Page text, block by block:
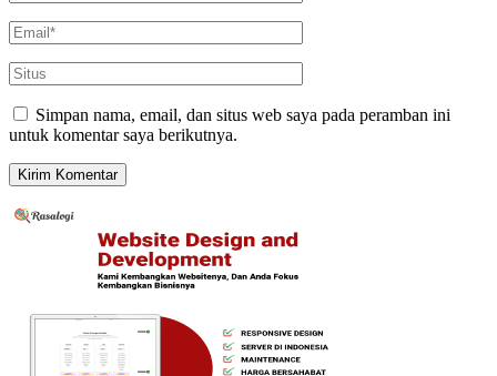
Simpan nama, email, dan situs web saya pada peramban ini
untuk komentar saya berikutnya.